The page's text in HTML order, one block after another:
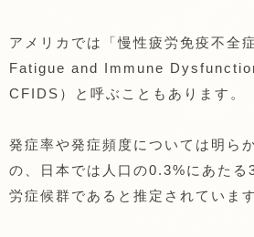
アメリカでは「慢性疲労免疫不全
Fatigue and Immune
CFIDS）と呼ぶこともあります。
発症率や発症頻度については明ら
の、日本では人口の0.3%にあたる
労症候群であると推定されています